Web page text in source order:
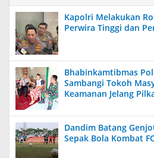
Kapolri Melakukan
Perwira Tinggi dan
Bhabinkamtibmas
Sambangi Tokoh
Keamanan Jelang
Dandim Batang
Sepak Bola Kombat